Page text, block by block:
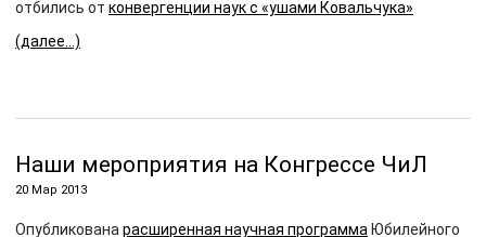
отбились от конвергенции наук с «ушами Ковальчука»
(далее…)
Наши мероприятия на Конгрессе ЧиЛ
20 Мар 2013
Опубликована расширенная научная программа Юбилейного